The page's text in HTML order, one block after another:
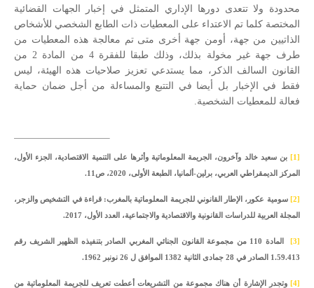
محدودة ولا تتعدى دورها الإداري المتمثل في إخبار الجهات القضائية
المختصة كلما تم الاعتداء على المعطيات ذات الطابع الشخصي للأشخاص
الذاتيين من جهة، أومن جهة أخرى متى تم معالجة هذه المعطيات من
طرف جهة غير مخولة بذلك، وذلك طبقا للفقرة 4 من المادة 2 من
القانون السالف الذكر، مما يستدعي تعزيز صلاحيات هذه الهيئة، ليس
فقط في الإخبار بل أيضا في التتبع والمساءلة من أجل ضمان حماية
فعالة للمعطيات الشخصية.
[1] بن سعيدخالد وآخرون، الجريمة المعلوماتية وأثرها على التنمية الاقتصادية، الجزء الأول،
المركز الديمقراطي العربي، برلين-ألمانيا، الطبعة الأولى، 2020، ص11.
[2] سومية عكور، الإطار القانوني للجريمة المعلوماتية بالمغرب: قراءة في التشخيص والزجر،
المجلة العربية للدراسات القانونية والاقتصادية والاجتماعية، العدد الأول، 2017.
[3] المادة 110 من مجموعة القانون الجنائي المغربي الصادر بتنفيذه الظهير الشريف رقم
1.59.413 الصادر في 28 جمادى الثانية 1382 الموافق ل 26 نونبر 1962.
[4] وتجدر الإشارة أن هناك مجموعة من التشريعات أعطت تعريف للجريمة المعلوماتية من